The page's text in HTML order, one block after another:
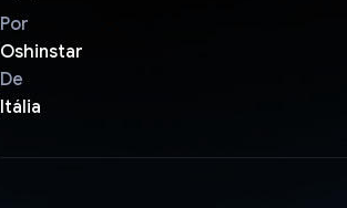
Por
Oshinstar
De
Itália